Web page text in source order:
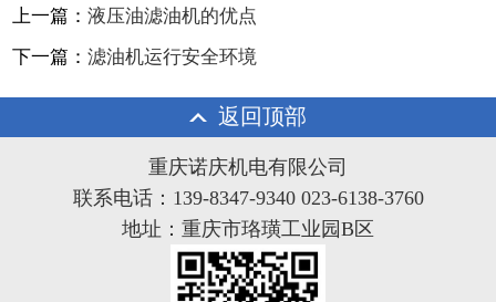
上一篇：液压油滤油机的优点
下一篇：滤油机运行安全环境
返回顶部
重庆诺庆机电有限公司
联系电话：139-8347-9340 023-6138-3760
地址：重庆市珞璜工业园B区